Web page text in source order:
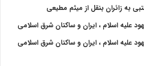
به زائران بنقل از میثم مطیعی
علیه اسلام ، ایران و ساکنان شرق اسلامی
علیه اسلام ، ایران و ساکنان شرق اسلامی